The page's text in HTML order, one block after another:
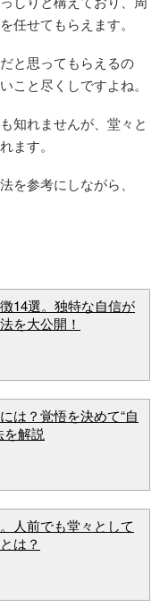
任せてもらえます。
と思ってもらえるの
こと尽くしですよね。
知れませんが、堂々と
ます。
を参考にしながら、
14選。独特な自信が
を大公開！
は？覚悟を決めて“自
を解説
人前でも堂々として
は？